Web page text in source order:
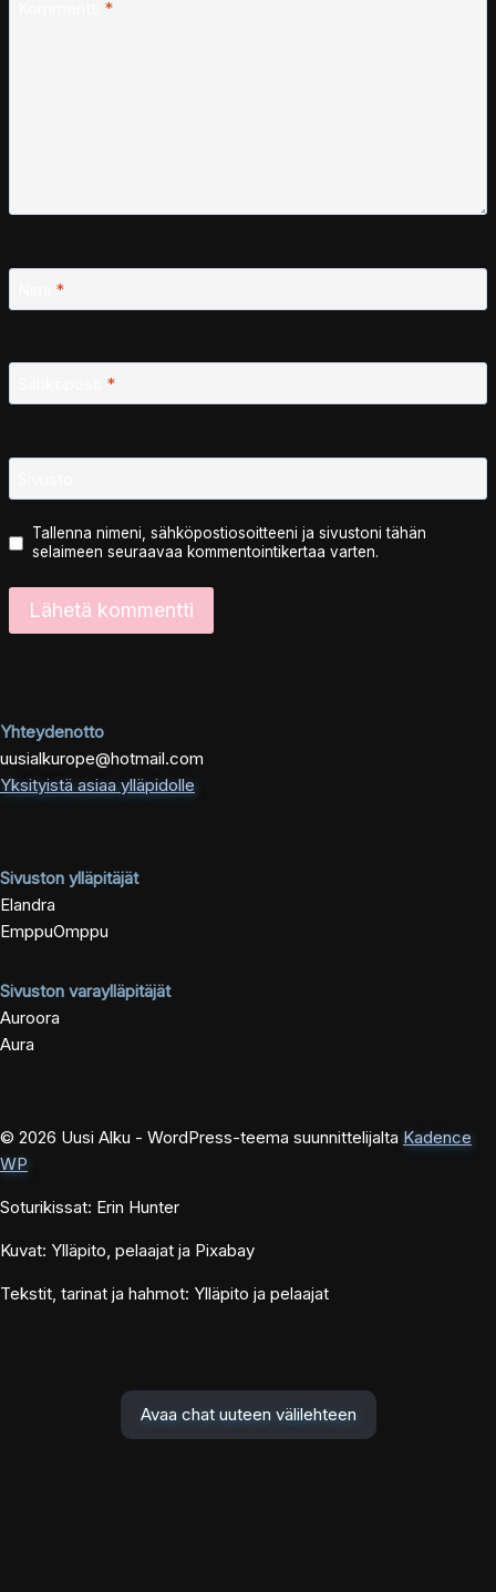
*
*
*
Tallenna nimeni, sähköpostiosoitteeni ja sivustoni tähän
selaimeen seuraavaa kommentointikertaa varten.
Yhteydenotto
uusialkurope@hotmail.com
Yksityistä asiaa ylläpidolle
Sivuston ylläpitäjät
Elandra
EmppuOmppu
Sivuston varaylläpitäjät
Auroora
Aura
© 2026 Uusi Alku - WordPress-teema suunnittelijalta Kadence
WP
Soturikissat: Erin Hunter
Kuvat: Ylläpito, pelaajat ja Pixabay
Tekstit, tarinat ja hahmot: Ylläpito ja pelaajat
Avaa chat uuteen välilehteen